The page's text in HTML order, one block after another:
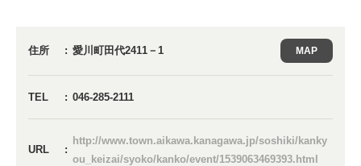
住所 愛川町田代2411－1 MAP
TEL 046-285-2111
URL
http://www.town.aikawa.kanagawa.jp/soshiki/kanky
ou_keizai/syoko/kanko/event/1539063469393.html